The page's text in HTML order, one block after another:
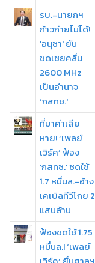
รบ.-นายกฯ
ก้าวก่ายไม่ได้!
'อนุชา' ยัน
ชดเชยคลื่น
2600 MHz
เป็นอำนาจ
‘กสทช.'
ที่มาค่าเสีย
หาย! ‘เพลย์
เวิร์ค’ ฟ้อง
'กสทช.' ชดใช้
1.7 หมื่นล.-อ้าง
เคเบิลทีวีโกย 2
แสนล้าน
ฟ้องชดใช้ 1.75
หมื่นล.! ‘เพลย์